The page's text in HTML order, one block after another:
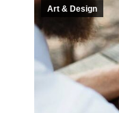
Art & Design